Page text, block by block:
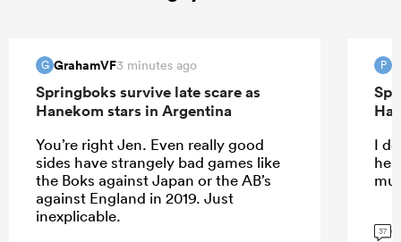
G GrahamVF3 minutes ago
Springboks survive late scare as
Hanekom stars in Argentina
You’re right Jen. Even really good
sides have strangely bad games like
the Boks against Japan or the AB’s
against England in 2019. Just
inexplicable.
P
I
37